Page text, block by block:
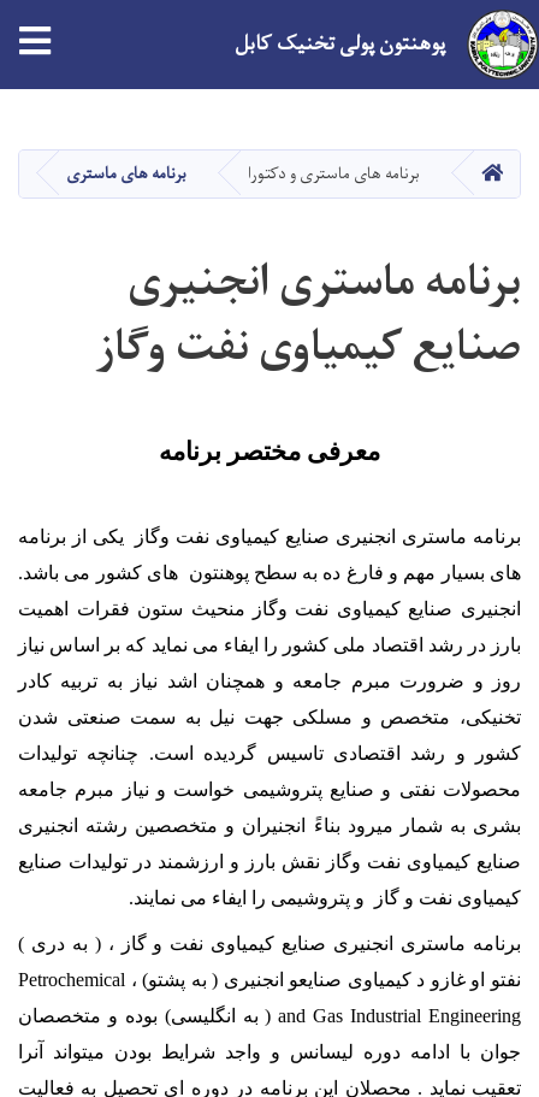
main
content
پوهنتون پولی تخنیک کابل
HOME برنامه های ماستری و دکتورا برنامه های ماستری
برنامه ماستری انجنیری
صنایع کیمیاوی نفت وگاز
معرفی مختصر برنامه
برنامه ماستری انجنیری صنایع کیمیاوی نفت وگاز
يکی از برنامه
های بسيار مهم و فارغ ده به سطح پوهنتون های کشور می باشد.
انجنیری صنایع کیمیاوی نفت وگاز
منحيث ستون فقرات اهميت
بارز در رشد اقتصاد ملی کشور را ايفاء می نمايد که بر اساس نياز
روز و ضرورت مبرم جامعه و همچنان اشد نياز به تربيه کادر
تخنيکی، متخصص و مسلکی جهت نيل به سمت صنعتی شدن
کشور و رشد اقتصادی تاسيس گرديده است. چنانچه توليدات
محصولات نفتی و صنايع پتروشیمی خواست و نياز مبرم جامعه
بشری به شمار ميرود بناءً انجنيران و متخصصين رشته انجنيری
صنایع کیمیاوی نفت وگاز نقش بارز و ارزشمند در توليدات صنايع
کيمياوی نفت و گاز و پتروشیمی را ايفاء می نمايند.
برنامه ماستری انجنيری صنايع کيمیاوی نفت و گاز ، ( به دری )
نفتو او غازو د کيمياوی صنايعو انجنيری ( به پشتو) ، Petrochemical
and Gas Industrial Engineering( به انگلیسی) بوده و متخصصان
جوان با ادامه دوره لیسانس و واجد شرایط بودن میتواند آنرا
تعقیب نماید . محصلان این برنامه در دوره ای تحصیل به فعالیت